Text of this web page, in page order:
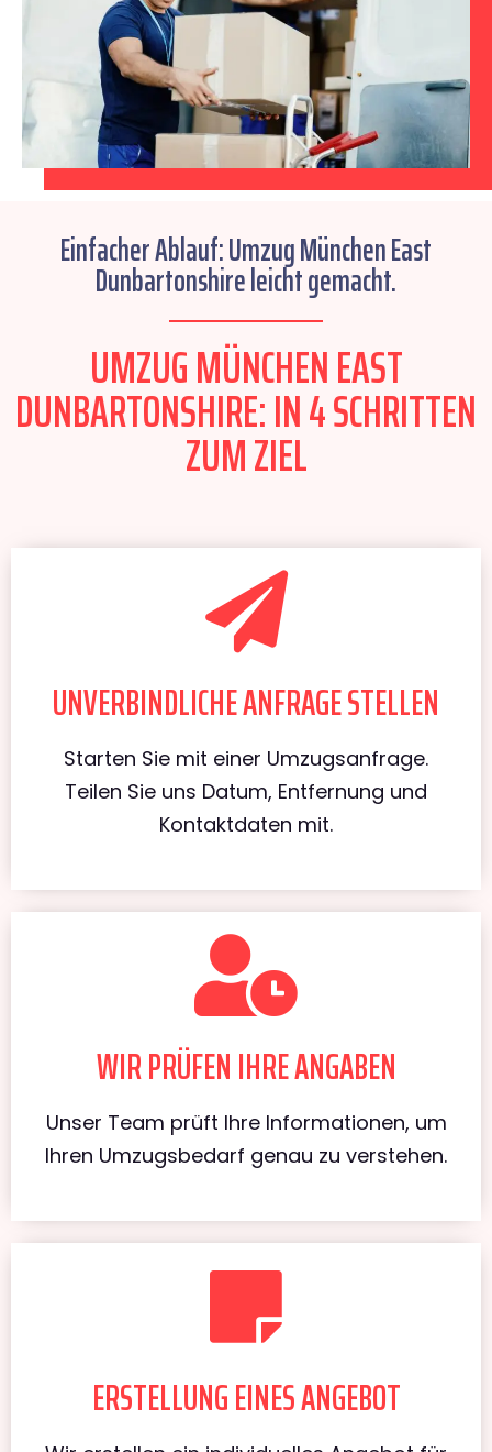
Einfacher Ablauf: Umzug München East
Dunbartonshire leicht gemacht.
UMZUG MÜNCHEN EAST
DUNBARTONSHIRE: IN 4 SCHRITTEN
ZUM ZIEL
UNVERBINDLICHE ANFRAGE STELLEN
Starten Sie mit einer Umzugsanfrage.
Teilen Sie uns Datum, Entfernung und
Kontaktdaten mit.
WIR PRÜFEN IHRE ANGABEN
Unser Team prüft Ihre Informationen, um
Ihren Umzugsbedarf genau zu verstehen.
ERSTELLUNG EINES ANGEBOT